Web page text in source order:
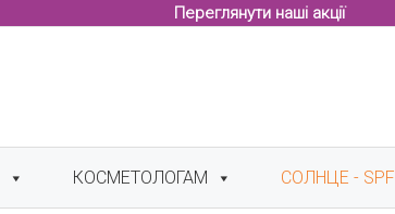
Переглянути наші акції
КОСМЕТОЛОГАМ СОЛНЦЕ - SPF